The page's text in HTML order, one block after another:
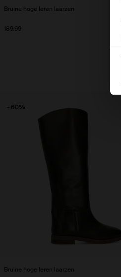
Bruine hoge leren laarzen
189.99
Bruine hoge leren laarzen
- 60%